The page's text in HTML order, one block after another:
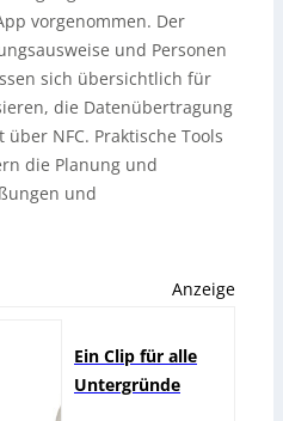
vorgenommen. Der
und Personen
sich übersichtlich für
die Datenübertragung
NFC. Praktische Tools
die Planung und
und
Anzeige
Ein Clip für alle
Untergründe